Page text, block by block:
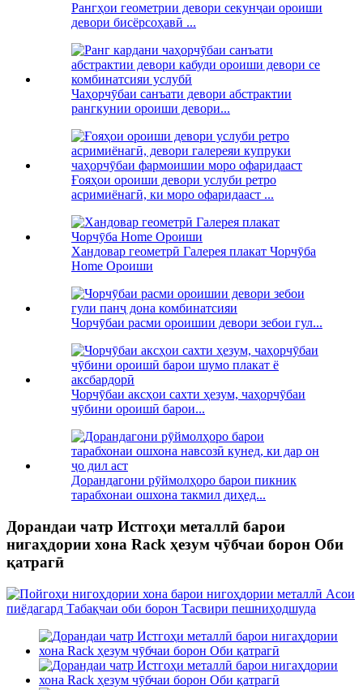
Рангҳои геометрии девори секунҷаи ороиши
девори бисёрсоҳавӣ ...
Чаҳорчӯбаи санъати девори абстрактии
рангкунии ороиши девори...
Ғояҳои ороиши девори услуби ретро
асримиёнагӣ, ки моро офаридааст ...
Хандовар геометрӣ Галерея плакат Чорчӯба
Home Ороиши
Чорчӯбаи расми ороишии девори зебои гул...
Чорчӯбаи аксҳои сахти ҳезум, чаҳорчӯбаи
чӯбини ороишӣ барои...
Дорандагони рӯймолҳоро барои пикник
тарабхонаи ошхона такмил диҳед...
Дорандаи чатр Истгоҳи металлӣ барои
нигаҳдории хона Rack ҳезум чӯбчаи борон Оби
қатрагӣ